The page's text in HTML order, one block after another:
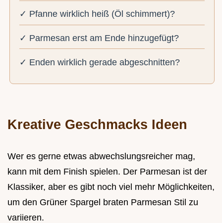
✓ Pfanne wirklich heiß (Öl schimmert)?
✓ Parmesan erst am Ende hinzugefügt?
✓ Enden wirklich gerade abgeschnitten?
Kreative Geschmacks Ideen
Wer es gerne etwas abwechslungsreicher mag,
kann mit dem Finish spielen. Der Parmesan ist der
Klassiker, aber es gibt noch viel mehr Möglichkeiten,
um den Grüner Spargel braten Parmesan Stil zu
variieren.